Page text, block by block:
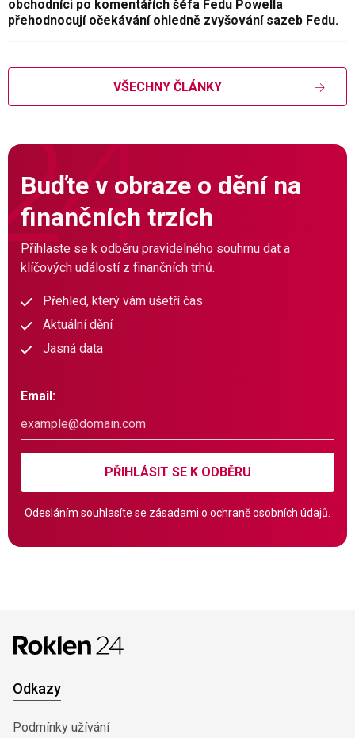
obchodníci po komentářích šéfa Fedu Powella
přehodnocují očekávání ohledně zvyšování sazeb Fedu.
VŠECHNY ČLÁNKY
Buďte v obraze o dění na
finančních trzích
Přihlaste se k odběru pravidelného souhrnu dat a
klíčových událostí z finančních trhů.
Přehled, který vám ušetří čas
Aktuální dění
Jasná data
Email:
PŘIHLÁSIT SE K ODBĚRU
Odesláním souhlasíte se zásadami o ochraně osobních údajů.
Odkazy
Podmínky užívání